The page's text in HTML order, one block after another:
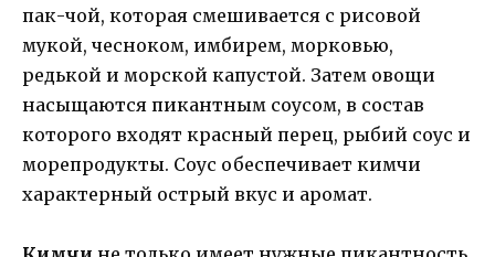
пак-чой, которая смешивается с рисовой
мукой, чесноком, имбирем, морковью,
редькой и морской капустой. Затем овощи
насыщаются пикантным соусом, в состав
которого входят красный перец, рыбий соус и
морепродукты. Соус обеспечивает кимчи
характерный острый вкус и аромат.